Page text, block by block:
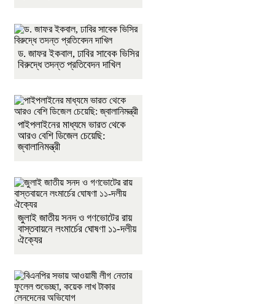
ড. জাফর ইকবাল, ঢাবির সাবেক ভিসির
বিরুদ্ধে তদন্ত প্রতিবেদন দাখিল
পাইপলাইনের মাধ্যমে ভারত থেকে
আরও বেশি ডিজেল চেয়েছি:
জ্বালানিমন্ত্রী
জুলাই জাতীয় সনদ ও গণভোটের রায়
বাস্তবায়নে লংমার্চের ঘোষণা ১১-দলীয়
ঐক্যের